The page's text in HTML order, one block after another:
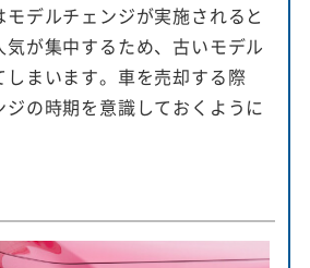
モデルチェンジが実施されると
が集中するため、古いモデル
しまいます。車を売却する際
ジの時期を意識しておくように